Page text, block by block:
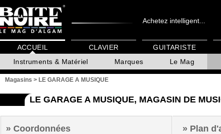
Achetez intelligent...
ACCUEIL
Instruments & Matériel
Marques Le Mag
CLAVIER GUITARISTE
Magasins > LE GARAGE A MUSIQUE
LE GARAGE A MUSIQUE, MAGASIN DE
Coordonnées Plan